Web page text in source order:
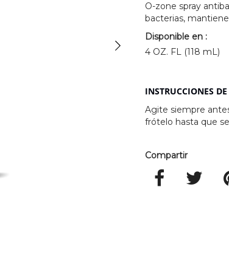
O-zone spray
bacterias,
Disponible en :
4 OZ. FL (118 mL)
INSTRUCCIONES
Agite siempre
frótelo hasta que
Compartir